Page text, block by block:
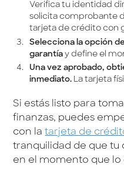
Verifica tu identidad
solicita comprobante
tarjeta de crédito con
Selecciona la opción
garantía y define el
Una vez aprobado,
inmediato. La tarjeta
Si estás listo para
finanzas, puedes
con latarjeta de
tranquilidad de que tu
en el momento que lo